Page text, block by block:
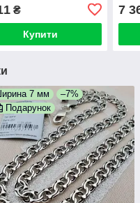
₴
Купити
7
7 мм
–7%
Подарунок